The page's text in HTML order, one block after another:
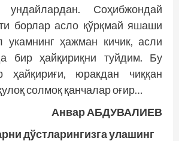
Соҳибжондай
борлар асло қўрқмай яшаши
укамнинг ҳажман кичик, асли
бир ҳайқириқни туйдим. Бу
ҳайқириғи, юракдан чиққан
солмоқ қанчалар оғир…
Анвар АБДУВАЛИЕВ
дўстларингизга улашинг